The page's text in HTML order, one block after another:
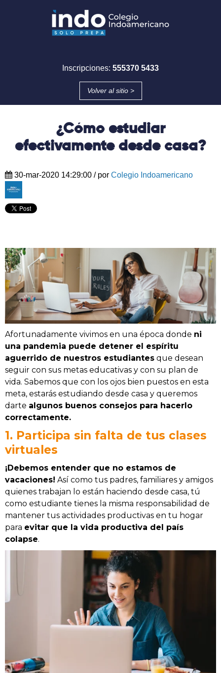
Inscripciones: 555370 5433
Volver al sitio >
¿Cómo estudiar
efectivamente desde casa?
30-mar-2020 14:29:00 / por Colegio Indoamericano
Afortunadamente vivimos en una época donde ni
una pandemia puede detener el espíritu
aguerrido de nuestros estudiantes que desean
seguir con sus metas educativas y con su plan de
vida. Sabemos que con los ojos bien puestos en esta
meta, estarás estudiando desde casa y queremos
darte algunos buenos consejos para hacerlo
correctamente.
1. Participa sin falta de tus clases
virtuales
¡Debemos entender que no estamos de
vacaciones! Así como tus padres, familiares y amigos
quienes trabajan lo están haciendo desde casa, tú
como estudiante tienes la misma responsabilidad de
mantener tus actividades productivas en tu hogar
para evitar que la vida productiva del país
colapse.